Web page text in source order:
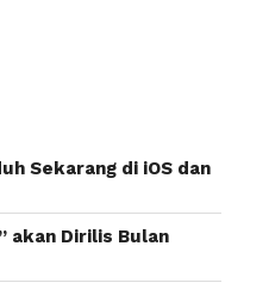
Sekarang di iOS dan
akan Dirilis Bulan